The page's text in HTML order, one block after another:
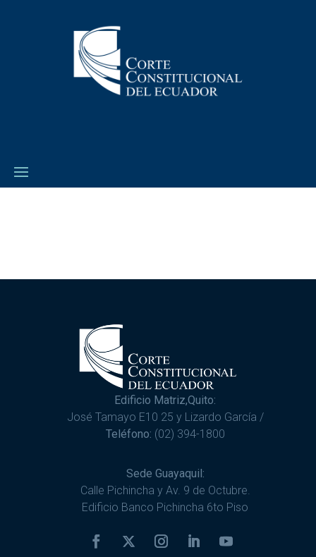
Edificio Matriz,Quito:
José Tamayo E10 25 y Lizardo García /
Teléfono: (02) 394-1800
Sede Guayaquil:
Calle Pichincha y Av. 9 de Octubre.
Edificio Banco Pichincha 6to Piso